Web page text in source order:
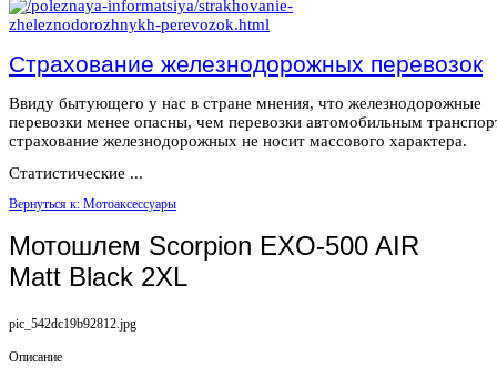
Страхование железнодорожных перевозок
Ввиду бытующего у нас в стране мнения, что железнодорожные
перевозки менее опасны, чем перевозки автомобильным
страхование железнодорожных не носит массового характера.
Статистические ...
Вернуться к: Мотоаксессуары
Мотошлем Scorpion EXO-500 AIR
Matt Black 2XL
pic_542dc19b92812.jpg
Описание